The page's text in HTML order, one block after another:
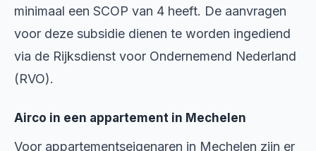
minimaal een SCOP van 4 heeft. De aanvragen
voor deze subsidie dienen te worden ingediend
via de Rijksdienst voor Ondernemend Nederland
(RVO).
Airco in een appartement in Mechelen
Voor appartementseigenaren in Mechelen zijn er